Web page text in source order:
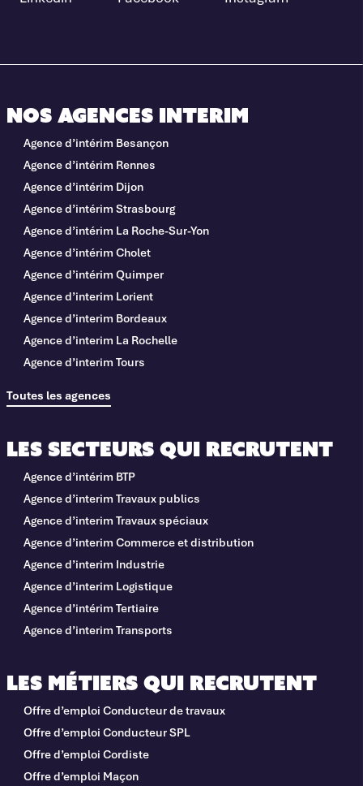
Nos agences interim
Agence d’intérim Besançon
Agence d’intérim Rennes
Agence d’intérim Dijon
Agence d’intérim Strasbourg
Agence d’intérim La Roche-Sur-Yon
Agence d’intérim Cholet
Agence d’intérim Quimper
Agence d’interim Lorient
Agence d’interim Bordeaux
Agence d’interim La Rochelle
Agence d’interim Tours
Toutes les agences
Les métiers qui recrutent
Offre d’emploi Conducteur de travaux
Offre d’emploi Conducteur SPL
Offre d’emploi Cordiste
Offre d’emploi Maçon
Les secteurs qui recrutent
Agence d’intérim BTP
Agence d’interim Travaux publics
Agence d’interim Travaux spéciaux
Agence d’interim Commerce et distribution
Agence d’interim Industrie
Agence d’interim Logistique
Agence d’intérim Tertiaire
Agence d’interim Transports